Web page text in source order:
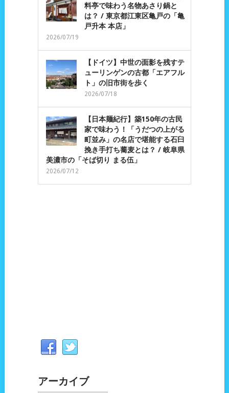
料亭で味わう名物あさり鍋と
は？ / 東京都江東区亀戸の「亀
戸升本 本店」
2026/07/19
【ドイツ】中世の面影を残すテ
ューリンゲンの古都「エアフル
ト」の旧市街を歩く
2026/07/18
【日本麺紀行】築150年の古民
家で味わう！「うだつの上がる
町並み」の名店で堪能する石臼
挽き手打ち蕎麦とは？ / 岐阜県
美濃市の「そば切り まる伍」
2026/07/12
アーカイブ